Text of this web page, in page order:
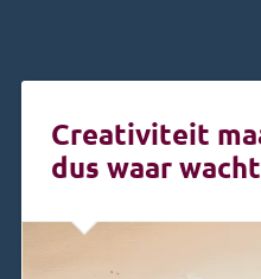
Creativiteit
dus waar